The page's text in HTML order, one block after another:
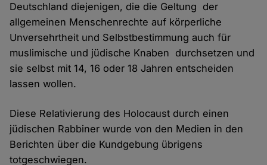
Deutschland diejenigen, die die Geltung der
allgemeinen Menschenrechte auf körperliche
Unversehrtheit und Selbstbestimmung auch für
muslimische und jüdische Knaben durchsetzen und
sie selbst mit 14, 16 oder 18 Jahren entscheiden
lassen wollen.
Diese Relativierung des Holocaust durch einen
jüdischen Rabbiner wurde von den Medien in den
Berichten über die Kundgebung übrigens
totgeschwiegen.